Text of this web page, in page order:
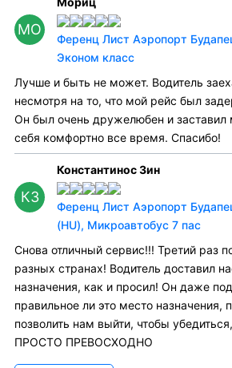
МО
Ференц Лист Аэропорт
Эконом класс
Лучше и быть не может. Водитель
несмотря на то, что мой рейс был
Он был очень дружелюбен и заставил
себя комфортно все время. Спасибо!
КЗ
Константинос Зин
Ференц Лист Аэропорт
(HU), Микроавтобус 7 пас
Снова отличный сервис!!! Третий раз
разных странах! Водитель доставил
назначения, как и просил! Он даже
правильное ли это место назначения,
позволить нам выйти, чтобы
ПРОСТО ПРЕВОСХОДНО